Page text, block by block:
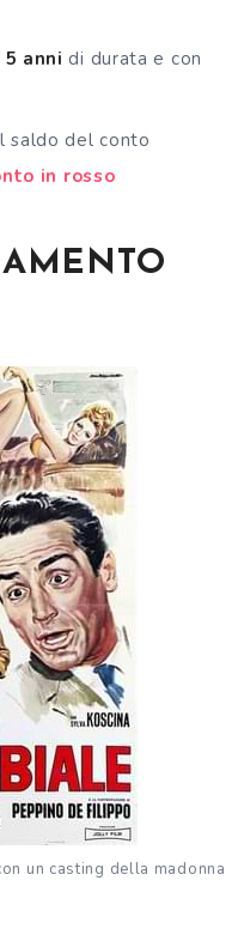
5 annidi durata e con
saldo del conto
in rosso
un casting della madonna